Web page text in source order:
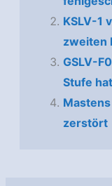
KSLV-1
zweiten
GSLV-
Stufe
zerstört